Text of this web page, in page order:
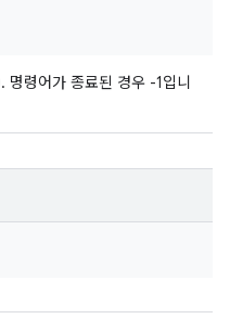
령어가 종료된 경우 -1입니